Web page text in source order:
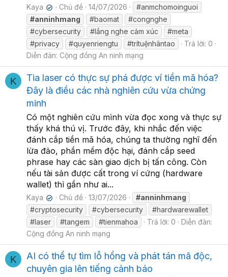
Kaya ✔ Chủ đề 14/07/2026
#anmchomoinguoi
#anninhmang
#baomat
#congnghe
#cybersecurity
#lắng nghe cảm xúc
#meta
#privacy
#quyenriengtu #trítuệnhântao
Trả lời: 0
Diễn đàn: Cộng đồng An ninh mạng
K
Tia laser có thực sự phá được ví tiền mã hóa?
Đây là điều các nhà nghiên cứu vừa chứng
minh
Có một nghiên cứu mình vừa đọc xong và thực sự
thấy khá thú vị. Trước đây, khi nhắc đến việc
đánh cắp tiền mã hóa, chúng ta thường nghĩ đến
lừa đảo, phần mềm độc hại, đánh cắp seed
phrase hay các sàn giao dịch bị tấn công. Còn
nếu tài sản được cất trong ví cứng (hardware
wallet) thì gần như ai...
Kaya ✔ Chủ đề 13/07/2026
#anninhmang
#cryptosecurity
#cybersecurity
#hardwarewallet
#laser
#tangem #tienmahoa Trả lời: 0
Diễn đàn:
Cộng đồng An ninh mạng
K
AI có thể tự tìm lỗ hổng và phát tán mã độc,
chuyên gia lên tiếng cảnh báo